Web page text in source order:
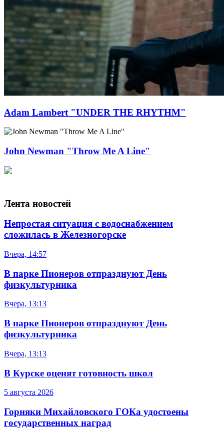
Adam Lambert "UNDER THE RHYTHM"
John Newman "Throw Me A Line"
Лента новостей
Непростая ситуация с водоснабжением
сложилась в Железногорске
Вчера, 14:57
В парке Пионеров отпразднуют День
физкультурника
Вчера, 13:13
В парке Пионеров отпразднуют День
физкультурника
Вчера, 13:13
В Курске оценят готовность школ
5 августа 2026
Горняки Михайловского ГОКа удостоены
государственных наград